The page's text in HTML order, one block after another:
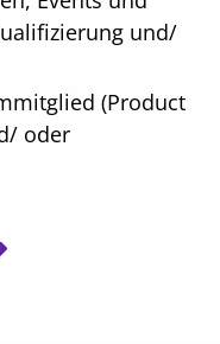
und/
(Product
oder